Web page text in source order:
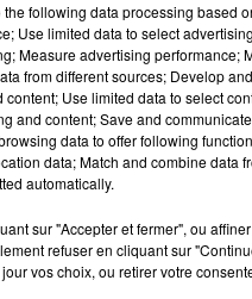
pixabay
dégagées, certains en
vitesse.
à hauteur de Pessac
avait un permis probatoire
Sud Ouestdans l’édition
été constatés sur la rocade
les jours qui viennent.
the following data processing based
Use limited data to select
Measure advertising performance;
from different sources; Develop
Use limited data to select
and content; Save and
data to offer following
data; Match and combine data
automatically.
sur "Accepter et fermer", ou
refuser en cliquant sur
vos choix, ou retirer votre